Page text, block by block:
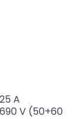
A
V (50+60